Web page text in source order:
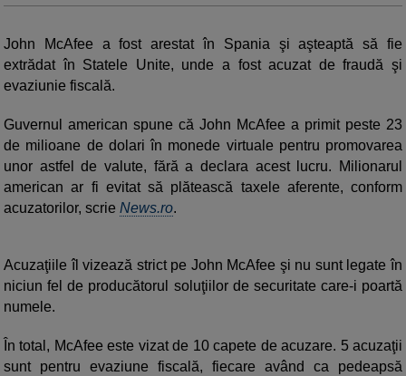
John McAfee a fost arestat în Spania şi aşteaptă să fie
extrădat în Statele Unite, unde a fost acuzat de fraudă şi
evaziunie fiscală.
Guvernul american spune că John McAfee a primit peste 23
de milioane de dolari în monede virtuale pentru promovarea
unor astfel de valute, fără a declara acest lucru. Milionarul
american ar fi evitat să plătească taxele aferente, conform
acuzatorilor, scrie News.ro.
Acuzaţiile îl vizează strict pe John McAfee şi nu sunt legate în
niciun fel de producătorul soluţiilor de securitate care-i poartă
numele.
În total, McAfee este vizat de 10 capete de acuzare. 5 acuzaţii
sunt pentru evaziune fiscală, fiecare având ca pedeapsă